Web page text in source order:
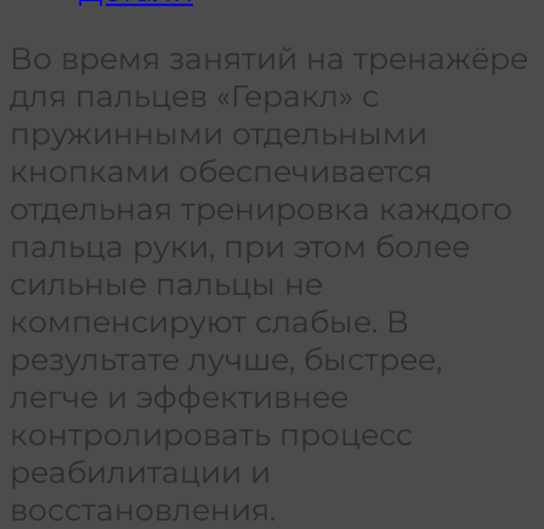
Во время занятий на тренажёре
для пальцев «Геракл» с
пружинными отдельными
кнопками обеспечивается
отдельная тренировка каждого
пальца руки, при этом более
сильные пальцы не
компенсируют слабые. В
результате лучше, быстрее,
легче и эффективнее
контролировать процесс
реабилитации и
восстановления.